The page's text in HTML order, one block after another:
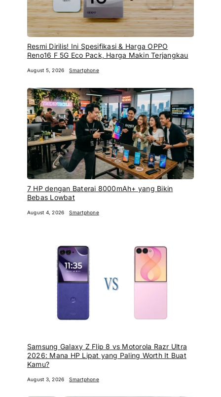
Resmi Dirilis! Ini Spesifikasi & Harga OPPO
Reno16 F 5G Eco Pack, Harga Makin Terjangkau
August 5, 2026 Smartphone
7 HP dengan Baterai 8000mAh+ yang Bikin
Bebas Lowbat
August 4, 2026 Smartphone
Samsung Galaxy Z Flip 8 vs Motorola Razr Ultra
2026: Mana HP Lipat yang Paling Worth It Buat
Kamu?
August 3, 2026 Smartphone